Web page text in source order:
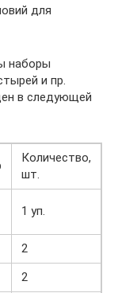
для
наборы
и пр.
в следующей
Количество,
шт.
1 уп.
2
2